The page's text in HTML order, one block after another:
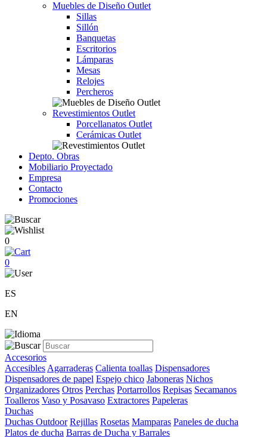
Muebles de Diseño Outlet
Sillas
Sillón
Banquetas
Escritorios
Lámparas
Mesas
Relojes
Percheros
Revestimientos Outlet
Porcellanatos Outlet
Cerámicas Outlet
Depto. Obras
Mobiliario Proyectado
Empresa
Contacto
Promociones
0
0
ES
EN
Accesorios
Accesibles Agarraderas Calienta toallas Dispensadores
Dispensadores de papel Espejo chico Jaboneras Nichos
Organizadores Otros Perchas Portarrollos Repisas Secamanos
Toalleros Vaso y Posavaso Extractores Papeleras
Duchas
Duchas Outdoor Rejillas Rosetas Mamparas Paneles de ducha
Platos de ducha Barras de Ducha y Barrales